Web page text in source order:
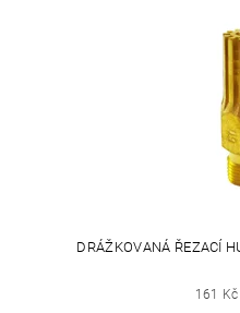
DRÁŽKOVANÁ ŘEZACÍ
161